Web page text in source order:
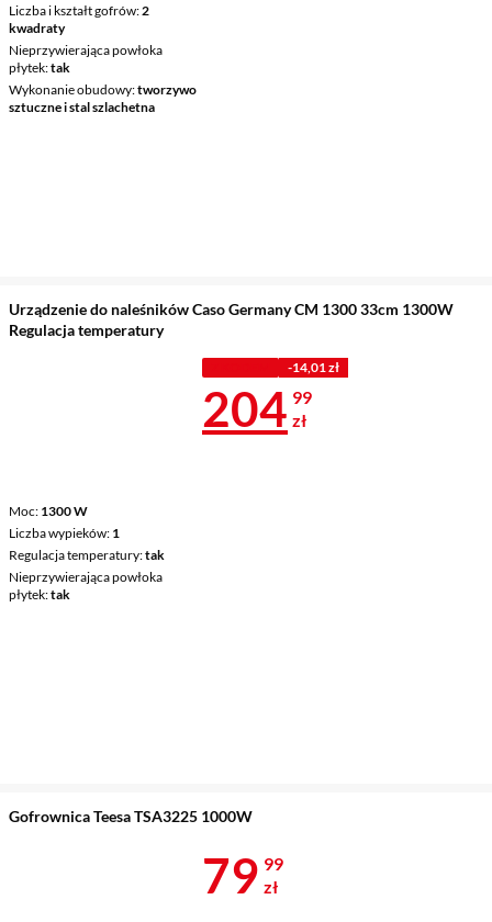
Liczba i kształt gofrów 2
kwadraty
Nieprzywierająca powłoka
płytek tak
Wykonanie obudowy tworzywo
sztuczne i stal szlachetna
Urządzenie do naleśników Caso Germany CM 1300 33cm 1300W
Regulacja temperatury
Moc 1300 W
Liczba wypieków 1
Regulacja temperatury tak
Nieprzywierająca powłoka
płytek tak
-14,01 zł
Cena 204,99
204 99
zł
Gofrownica Teesa TSA3225 1000W
Cena 79,99
79 99
zł